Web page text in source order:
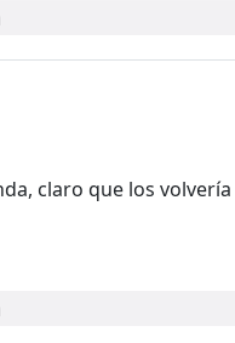
claro que los